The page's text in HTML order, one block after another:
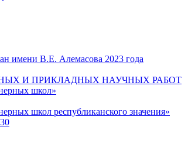
имени В.Е. Алемасова 2023 года
И ПРИКЛАДНЫХ НАУЧНЫХ РАБОТ
школ»
школ республиканского значения»